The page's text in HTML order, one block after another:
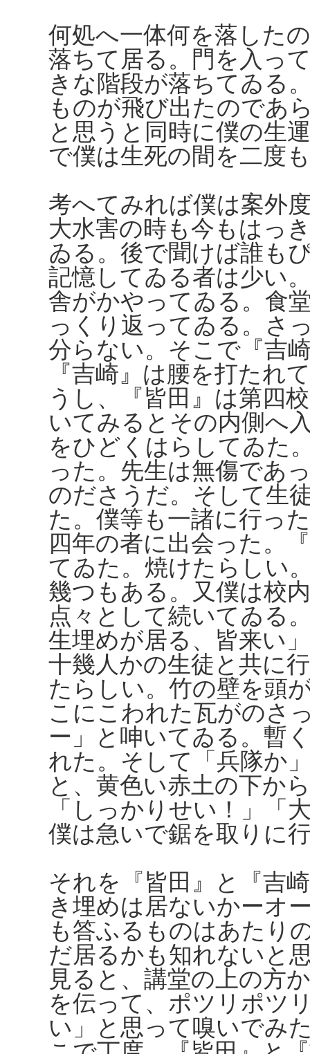
何処へ一体何を落した
落ちて居る。門を入っ
きな階段が落ちてゐる
ものが飛び出たのであ
と思うと同時に僕の生
で僕は生死の間を二度
考へてみれば僕は案外
大水害の時も今もはっ
ゐる。後で聞けば誰も
記憶してゐる者は少い
舎がかやってゐる。食
っくり返ってゐる。さ
分らない。そこで『吉
『吉崎』は腰を打たれ
うし、『皆田』は第四
いてみるとその内側へ
をひどくはらしてゐた
った。先生は無傷であ
のださうだ。そして生
た。僕等も一諸に行っ
四年の者に出会った。
てゐた。焼けたらしい
幾つもある。又僕は校
点々として続いてゐる
生埋めが居る、皆来い
十幾人かの生徒と共に
たらしい。竹の壁を頭
こにこわれた瓦がのさ
ー」と呻いてゐる。暫
れた。そして「兵隊か
と、黄色い赤土の下か
「しっかりせい！」「
僕は急いで鋸を取りに
それを『皆田』と『吉
き埋めは居ないかーオ
も答ふるものはあたり
だ居るかも知れないと
見ると、講堂の上の方
を伝って、ポツリポツ
い」と思って嗅いでみ